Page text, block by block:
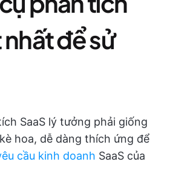
để sử
SaaS lý tưởng phải giống
hoa, dễ dàng thích ứng để
cầu kinh doanh SaaS của